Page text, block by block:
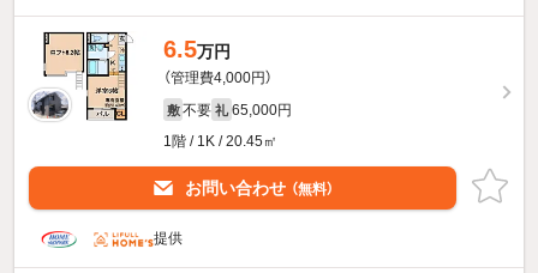
6.5万円
（管理費4,000円）
敷 不要 礼 65,000円
1階 / 1K / 20.45㎡
お問い合わせ （無料）
提供